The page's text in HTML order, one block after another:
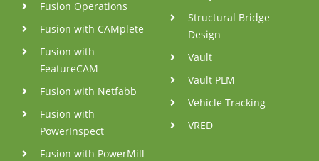
Fusion Operations
Fusion with CAMplete
Fusion with
FeatureCAM
Fusion with Netfabb
Fusion with
PowerInspect
Fusion with PowerMill
Structural Bridge
Design
Vault
Vault PLM
Vehicle Tracking
VRED